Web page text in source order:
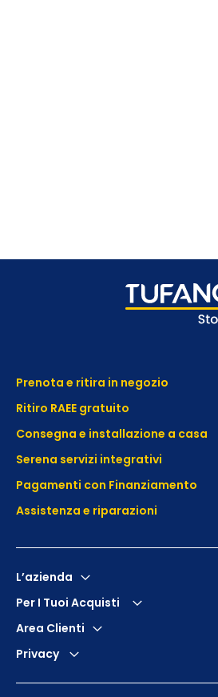
Prenota e ritira in negozio
Ritiro RAEE gratuito
Consegna e installazione a casa
Serena servizi integrativi
Pagamenti con Finanziamento
Assistenza e riparazioni
L’azienda
Per I Tuoi Acquisti
Area Clienti
Privacy